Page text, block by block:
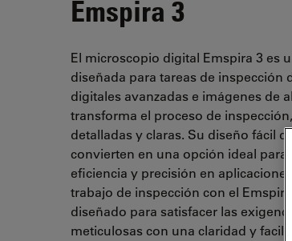
Emspira 3
El microscopio digital Emspira 3 es
diseñada para tareas de inspección
digitales avanzadas e imágenes de
transforma el proceso de
detalladas y claras. Su diseño fácil
convierten en una opción ideal para
eficiencia y precisión en
trabajo de inspección con el
diseñado para satisfacer las
meticulosas con una claridad y